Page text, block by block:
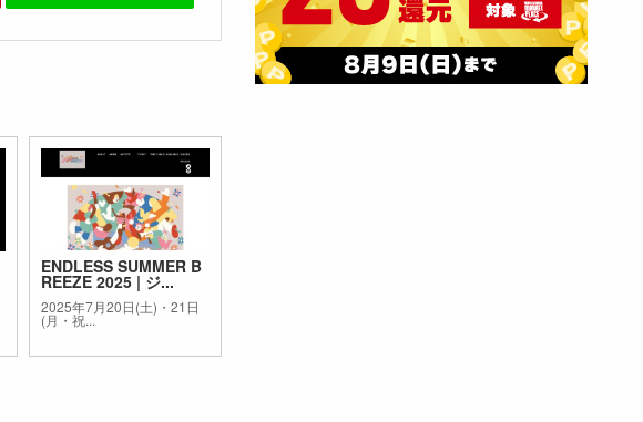
ENDLESS SUMMER B
REEZE 2025 | ジ...
2025年7月20日(土)・21日
(月・祝...